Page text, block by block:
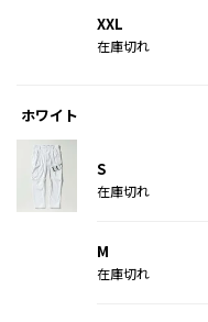
XXL
在庫切れ
ホワイト
S
在庫切れ
M
在庫切れ